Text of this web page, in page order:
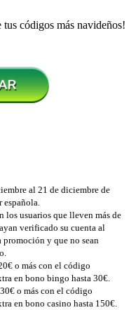
códigos más navideños!
al 21 de diciembre de
española.
usuarios que lleven más de
verificado su cuenta al
promoción y que no sean
o más con el código
en bono bingo hasta 30€.
o más con el código
en bono casino hasta 150€.